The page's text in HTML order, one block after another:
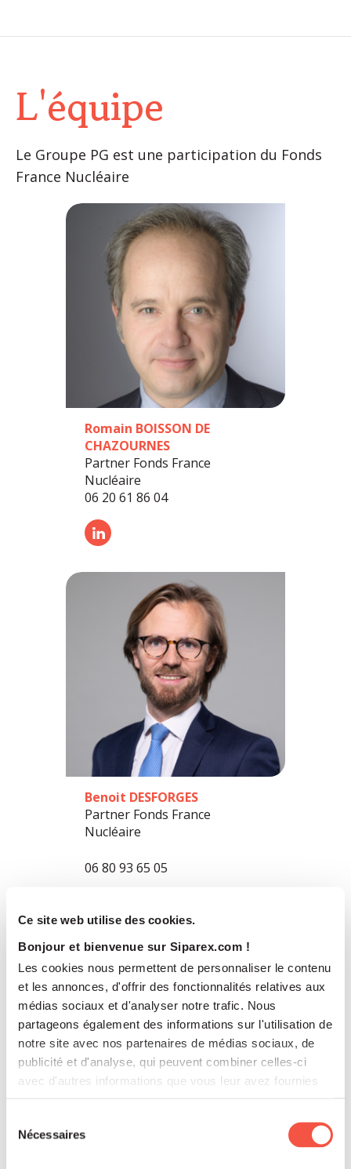
Ce site web utilise des cookies.
Bonjour et bienvenue sur Siparex.com !
Les cookies nous permettent de personnaliser le contenu
et les annonces, d'offrir des fonctionnalités relatives aux
médias sociaux et d'analyser notre trafic. Nous
partageons également des informations sur l'utilisation de
notre site avec nos partenaires de médias sociaux, de
publicité et d'analyse, qui peuvent combiner celles-ci
avec d'autres informations que vous leur avez fournies
Nécessaires
L'équipe
Le Groupe PG est une participation du Fonds
France Nucléaire
Romain BOISSON DE
CHAZOURNES
Partner Fonds France
Nucléaire
06 20 61 86 04
Benoit DESFORGES
Partner Fonds France
Nucléaire
06 80 93 65 05